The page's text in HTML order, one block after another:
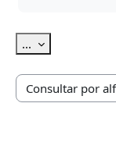
... Exportar termos
Consulte o